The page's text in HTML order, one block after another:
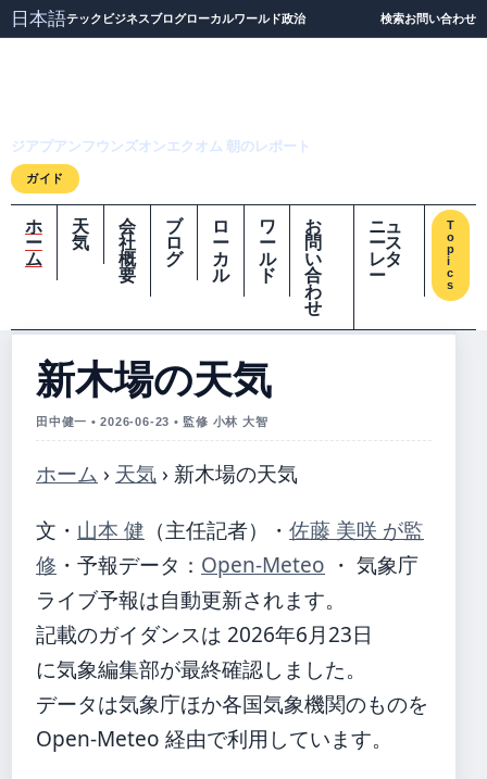
日本語テック ビジネスブログローカルワールド政治 検索お問い合わせ
ジアプアンフウンズオンエクオム 朝のレポート
ガイド
ホ
ー
ム
天
気
会
社
概
要
ブ
ロ
グ
ロ
ー
カ
ル
ワ
ー
ル
ド
お
問
い
合
わ
せ
ニュ
ース
レタ
ー
T
o
p
i
c
s
新木場の天気
田中健一 • 2026-06-23 • 監修 小林 大智
ホーム › 天気 › 新木場の天気
文・ 山本 健 （主任記者） ・ 佐藤 美咲 が監
修 ・ 予報データ： Open-Meteo ・ 気象庁
ライブ予報は自動更新されます。
記載のガイダンスは 2026年6月23日
に気象編集部が最終確認しました。
データは気象庁ほか各国気象機関のものを
Open-Meteo 経由で利用しています。